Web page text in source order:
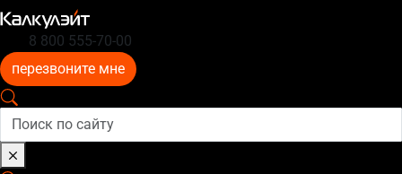
8 800 555-70-00
перезвоните мне